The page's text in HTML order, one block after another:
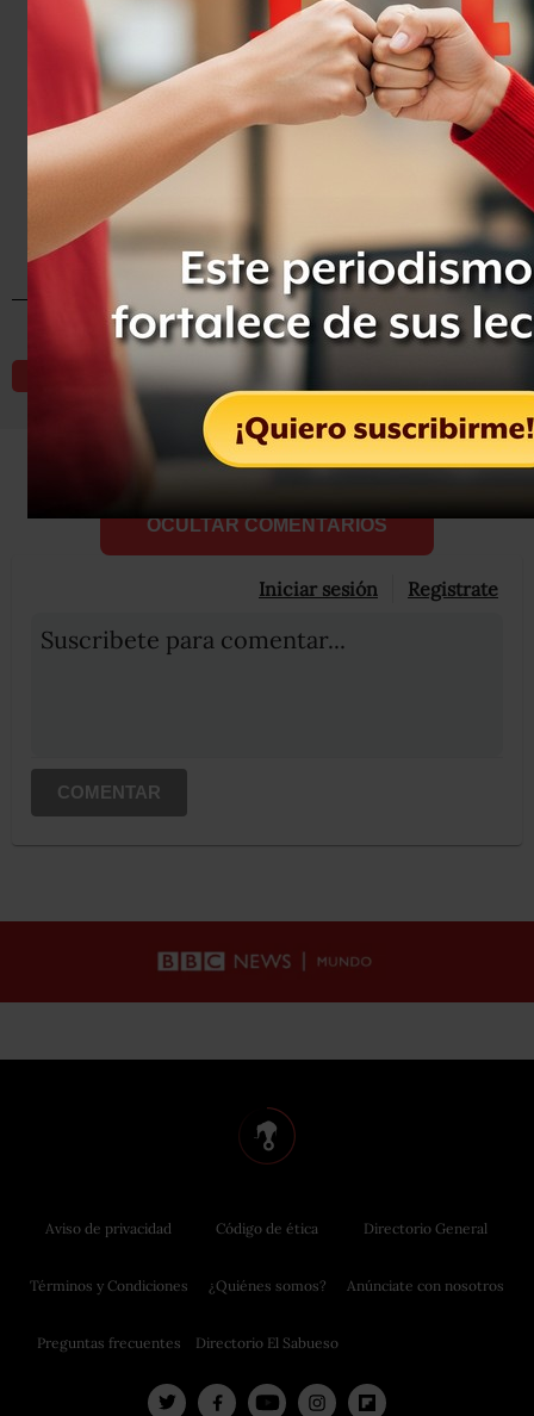
Compartir
OCULTAR COMENTARIOS
Iniciar sesión Registrate
Suscribete para comentar...
COMENTAR
Aviso de privacidad
Términos y Condiciones
Preguntas frecuentes
Código de ética
¿Quiénes somos?
Directorio El Sabueso
Directorio General
Anúnciate con nosotros